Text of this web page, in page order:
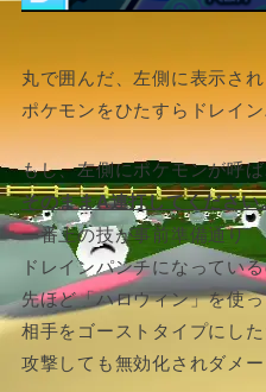
丸で囲んだ、左側に表示さ
ポケモンをひたすらドレイン
もし、左側にポケモンが呼
そのままA連打してください
一番上の技が事前準備通り
ドレインパンチになってい
先ほど「ハロウィン」を使
相手をゴーストタイプにし
攻撃しても無効化されダメー